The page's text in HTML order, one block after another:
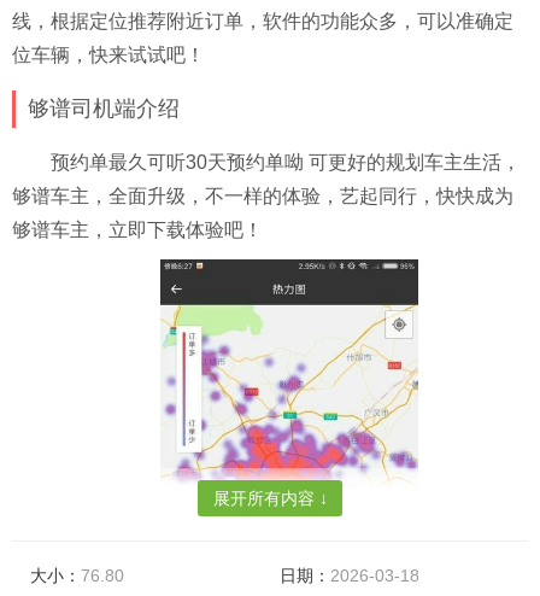
线，根据定位推荐附近订单，软件的功能众多，可以准确定
位车辆，快来试试吧！
够谱司机端介绍
预约单最久可听30天预约单呦 可更好的规划车主生活，
够谱车主，全面升级，不一样的体验，艺起同行，快快成为
够谱车主，立即下载体验吧！
展开所有内容 ↓
大小： 76.80 日期： 2026-03-18